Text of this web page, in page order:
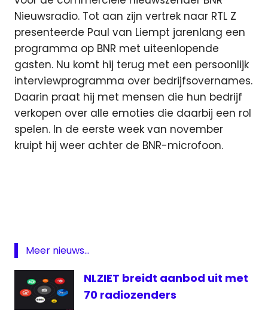
Nieuwsradio. Tot aan zijn vertrek naar RTL Z
presenteerde Paul van Liempt jarenlang een
programma op BNR met uiteenlopende
gasten. Nu komt hij terug met een persoonlijk
interviewprogramma over bedrijfsovernames.
Daarin praat hij met mensen die hun bedrijf
verkopen over alle emoties die daarbij een rol
spelen. In de eerste week van november
kruipt hij weer achter de BNR-microfoon.
Paul
van
Liempt
Radio
Meer nieuws...
NLZIET breidt aanbod uit met
70 radiozenders